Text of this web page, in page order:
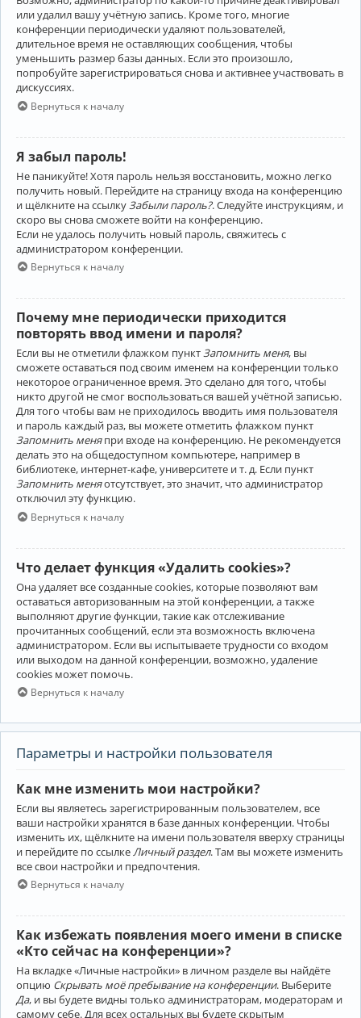
или удалил вашу учётную запись. Кроме того, многие
конференции периодически удаляют пользователей,
длительное время не оставляющих сообщения, чтобы
уменьшить размер базы данных. Если это произошло,
попробуйте зарегистрироваться снова и активнее участвовать в
дискуссиях.
Вернуться к началу
Я забыл пароль!
Не паникуйте! Хотя пароль нельзя восстановить, можно легко
получить новый. Перейдите на страницу входа на конференцию
и щёлкните на ссылку Забыли пароль?. Следуйте инструкциям, и
скоро вы снова сможете войти на конференцию.
Если не удалось получить новый пароль, свяжитесь с
администратором конференции.
Вернуться к началу
Почему мне периодически приходится
повторять ввод имени и пароля?
Если вы не отметили флажком пунктЗапомнить меня, вы
сможете оставаться под своим именем на конференции только
некоторое ограниченное время. Это сделано для того, чтобы
никто другой не смог воспользоваться вашей учётной записью.
Для того чтобы вам не приходилось вводить имя пользователя
и пароль каждый раз, вы можете отметить флажком пункт
Запомнить меняпри входе на конференцию. Не рекомендуется
делать это на общедоступном компьютере, например в
библиотеке, интернет-кафе, университете и т. д. Если пункт
Запомнить меняотсутствует, это значит, что администратор
отключил эту функцию.
Вернуться к началу
Что делает функция «Удалить cookies»?
Она удаляет все созданные cookies, которые позволяют вам
оставаться авторизованным на этой конференции, а также
выполняют другие функции, такие как отслеживание
прочитанных сообщений, если эта возможность включена
администратором. Если вы испытываете трудности со входом
или выходом на данной конференции, возможно, удаление
cookies может помочь.
Вернуться к началу
Параметры и настройки пользователя
Как мне изменить мои настройки?
Если вы являетесь зарегистрированным пользователем, все
ваши настройки хранятся в базе данных конференции. Чтобы
изменить их, щёлкните на имени пользователя вверху страницы
и перейдите по ссылке Личный раздел. Там вы можете изменить
все свои настройки и предпочтения.
Вернуться к началу
Как избежать появления моего имени в списке
«Кто сейчас на конференции»?
На вкладке «Личные настройки» в личном разделе вы найдёте
опцию Скрывать моё пребывание на конференции. Выберите
Да, и вы будете видны только администраторам, модераторам и
самому себе. Для всех остальных вы будете скрытым